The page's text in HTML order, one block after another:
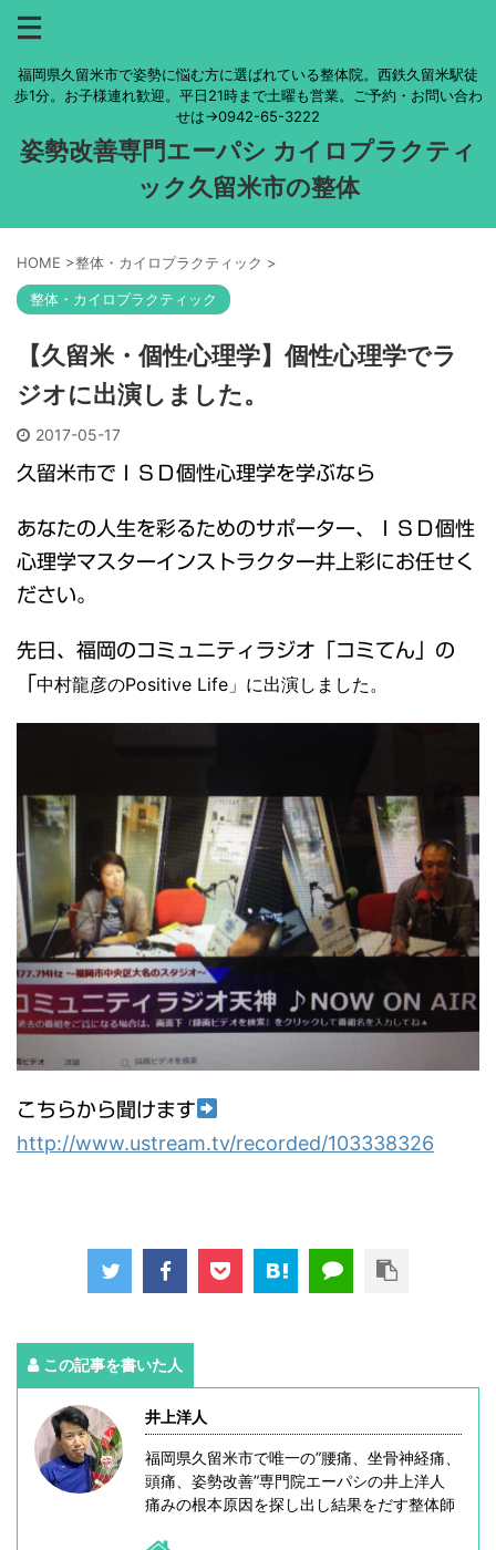
福岡県久留米市で姿勢に悩む方に選ばれている整体院。西鉄久留米駅徒
歩1分。お子様連れ歓迎。平日21時まで土曜も営業。ご予約・お問い合わ
せは→0942-65-3222
姿勢改善専門エーパシ カイロプラクティ
ック久留米市の整体
HOME >整体・カイロプラクティック >
整体・カイロプラクティック
【久留米・個性心理学】個性心理学でラ
ジオに出演しました。
2017-05-17
久留米市でＩＳＤ個性心理学を学ぶなら
あなたの人生を彩るためのサポーター、ＩＳＤ個性
心理学マスターインストラクター井上彩にお任せく
ださい。
先日、福岡のコミュニティラジオ「コミてん」の
中村龍彦のPositive Life」に出演しました。
こちらから聞けます
http://www.ustream.tv/recorded/103338326
この記事を書いた人
井上洋人
福岡県久留米市で唯一の”腰痛、坐骨神経痛、
頭痛、姿勢改善”専門院エーパシの井上洋人
痛みの根本原因を探し出し結果をだす整体師